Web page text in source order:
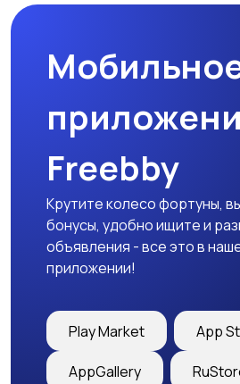
Тренажеры и фитнес
Другое
Freebby
Крутите колесо фортуны,
бонусы, удобно ищите и
объявления - все это в
приложении!
Play Market App
AppGallery